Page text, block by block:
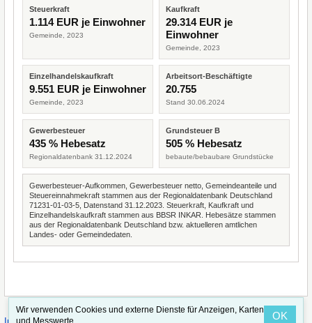
Steuerkraft
1.114 EUR je Einwohner
Gemeinde, 2023
Kaufkraft
29.314 EUR je
Einwohner
Gemeinde, 2023
Einzelhandelskaufkraft
9.551 EUR je Einwohner
Gemeinde, 2023
Arbeitsort-Beschäftigte
20.755
Stand 30.06.2024
Gewerbesteuer
435 % Hebesatz
Regionaldatenbank 31.12.2024
Grundsteuer B
505 % Hebesatz
bebaute/bebaubare Grundstücke
Gewerbesteuer-Aufkommen, Gewerbesteuer netto, Gemeindeanteile und
Steuereinnahmekraft stammen aus der Regionaldatenbank Deutschland
71231-01-03-5, Datenstand 31.12.2023. Steuerkraft, Kaufkraft und
Einzelhandelskaufkraft stammen aus BBSR INKAR. Hebesätze stammen
aus der Regionaldatenbank Deutschland bzw. aktuelleren amtlichen
Landes- oder Gemeindedaten.
Wir verwenden Cookies und externe Dienste für Anzeigen, Karten
und Messwerte.
OK